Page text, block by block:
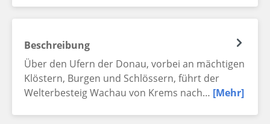
Beschreibung
Über den Ufern der Donau, vorbei an mächtigen
Klöstern, Burgen und Schlössern, führt der
Welterbesteig Wachau von Krems nach… [Mehr]